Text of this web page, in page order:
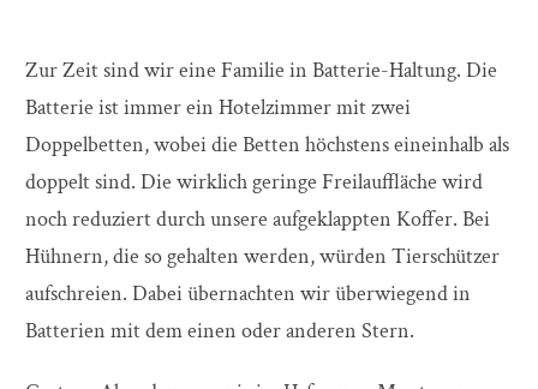
Zur Zeit sind wir eine Familie in Batterie-Haltung. Die
Batterie ist immer ein Hotelzimmer mit zwei
Doppelbetten, wobei die Betten höchstens eineinhalb als
doppelt sind. Die wirklich geringe Freilauffläche wird
noch reduziert durch unsere aufgeklappten Koffer. Bei
Hühnern, die so gehalten werden, würden Tierschützer
aufschreien. Dabei übernachten wir überwiegend in
Batterien mit dem einen oder anderen Stern.